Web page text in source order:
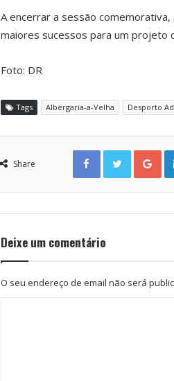
A encerrar a sessão
maiores sucessos para um projeto
Foto: DR
Tags Albergaria-a-Velha Desporto
Share
Facebook Twitter Google+
Deixe um comentário
O seu endereço de email não será